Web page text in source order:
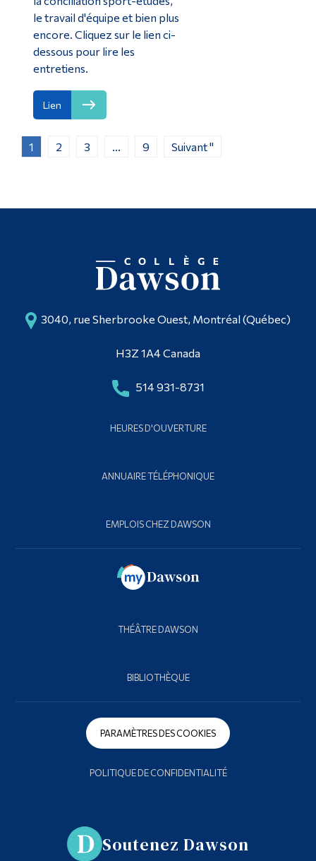
le travail d'équipe et bien plus
encore. Cliquez sur le lien ci-
dessous pour lire les
entretiens.
Lien
1 2 3 ... 9 Suivant "
3040, rue Sherbrooke Ouest, Montréal (Québec)
H3Z 1A4 Canada
514 931-8731
HEURES D'OUVERTURE
ANNUAIRE TÉLÉPHONIQUE
EMPLOIS CHEZ DAWSON
THÉÂTRE DAWSON
BIBLIOTHÈQUE
PARAMÈTRES DES COOKIES
POLITIQUE DE CONFIDENTIALITÉ
Soutenez Dawson